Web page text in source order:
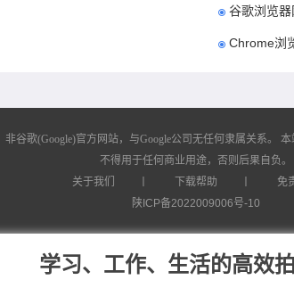
谷歌浏览
Chrome浏
谷歌(Google)官方网站，与Google公司无任何隶属关系。
本
不得用于任何商业用途，否则后果自负。
关于我们
下载帮助
免
陕ICP备2022009006号-10
学习、工作、生活的高效